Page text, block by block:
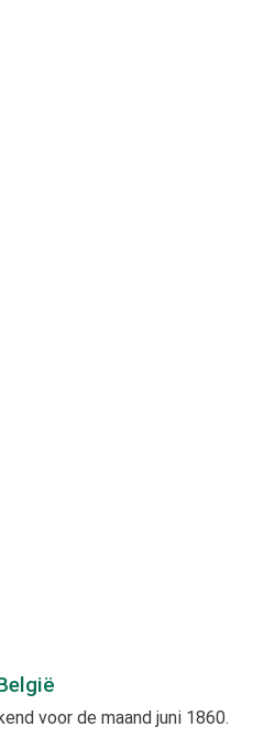
voor de maand juni 1860.